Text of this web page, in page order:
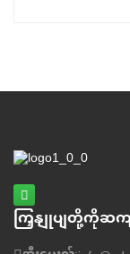
ကြှနျုပျတို့ကိုဆက